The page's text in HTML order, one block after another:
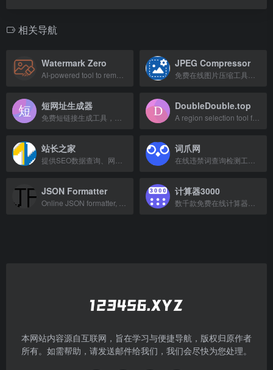
相关导航
Watermark Zero JPEG Compressor
短网址生成器 DoubleDouble.top
站长之家 词爪网
JSON Formatter 计算器3000
本网站内容源自互联网，旨在学习与便捷导航，版权归原作者
所有。如需帮助，请发送邮件给我们，我们会尽快为您处理。